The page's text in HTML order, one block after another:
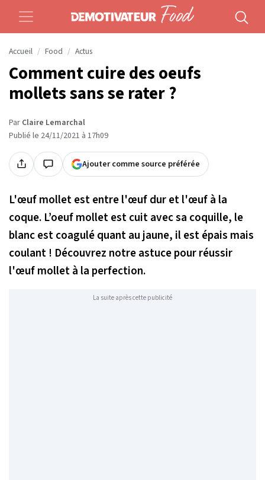
Accueil Food Actus
Comment cuire des oeufs
mollets sans se rater ?
Par Claire Lemarchal
Publié le 24/11/2021 à 17h09
Ajouter comme source préférée
L'œuf mollet est entre l'œuf dur et l'œuf à la
coque. L’oeuf mollet est cuit avec sa coquille, le
blanc est coagulé quant au jaune, il est épais mais
coulant ! Découvrez notre astuce pour réussir
l'œuf mollet à la perfection.
La suite après cette publicité